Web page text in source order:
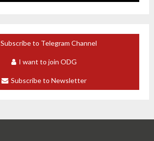
Subscribe to Telegram Channel
I want to join ODG
Subscribe to Newsletter